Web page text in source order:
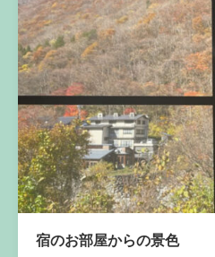
宿のお部屋からの景色